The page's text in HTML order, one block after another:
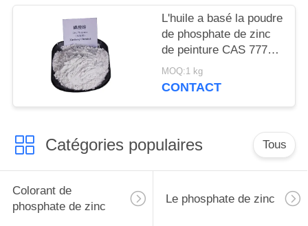
L'huile a basé la poudre
de phosphate de zinc
de peinture CAS 7779-
90-0 pour le bateau et
les structures
MOQ:1 kg
CONTACT
Catégories populaires Tous
Colorant de
phosphate de zinc
Le phosphate de zinc